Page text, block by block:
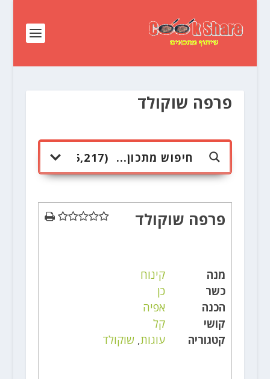
פרפה שוקולד
פרפה שוקולד
מנה
קינוח
כשר
כן
הכנה
אפיה
קושי
קל
קטגוריה
עוגות, שוקולד